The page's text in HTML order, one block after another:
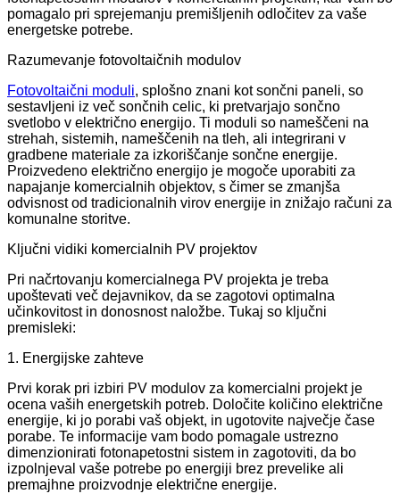
pomagalo pri sprejemanju premišljenih odločitev za vaše
energetske potrebe.
Razumevanje fotovoltaičnih modulov
Fotovoltaični moduli, splošno znani kot sončni paneli, so
sestavljeni iz več sončnih celic, ki pretvarjajo sončno
svetlobo v električno energijo. Ti moduli so nameščeni na
strehah, sistemih, nameščenih na tleh, ali integrirani v
gradbene materiale za izkoriščanje sončne energije.
Proizvedeno električno energijo je mogoče uporabiti za
napajanje komercialnih objektov, s čimer se zmanjša
odvisnost od tradicionalnih virov energije in znižajo računi za
komunalne storitve.
Ključni vidiki komercialnih PV projektov
Pri načrtovanju komercialnega PV projekta je treba
upoštevati več dejavnikov, da se zagotovi optimalna
učinkovitost in donosnost naložbe. Tukaj so ključni
premisleki:
1. Energijske zahteve
Prvi korak pri izbiri PV modulov za komercialni projekt je
ocena vaših energetskih potreb. Določite količino električne
energije, ki jo porabi vaš objekt, in ugotovite največje čase
porabe. Te informacije vam bodo pomagale ustrezno
dimenzionirati fotonapetostni sistem in zagotoviti, da bo
izpolnjeval vaše potrebe po energiji brez prevelike ali
premajhne proizvodnje električne energije.